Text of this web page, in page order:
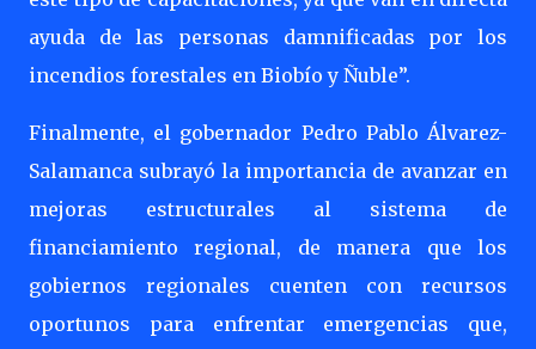
ayuda de las personas damnificadas por los
incendios forestales en Biobío y Ñuble”.
Finalmente, el gobernador Pedro Pablo Álvarez-
Salamanca subrayó la importancia de avanzar en
mejoras estructurales al sistema de
financiamiento regional, de manera que los
gobiernos regionales cuenten con recursos
oportunos para enfrentar emergencias que,